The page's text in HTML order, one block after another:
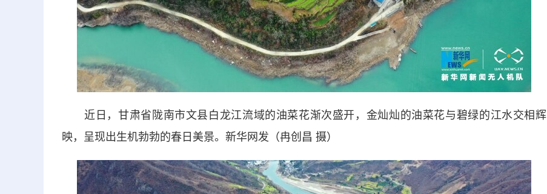
近日，甘肃省陇南市文县白龙江流域的油菜花渐次盛开，金灿灿的油菜花与碧绿的江水交相辉
映，呈现出生机勃勃的春日美景。新华网发（冉创昌 摄）